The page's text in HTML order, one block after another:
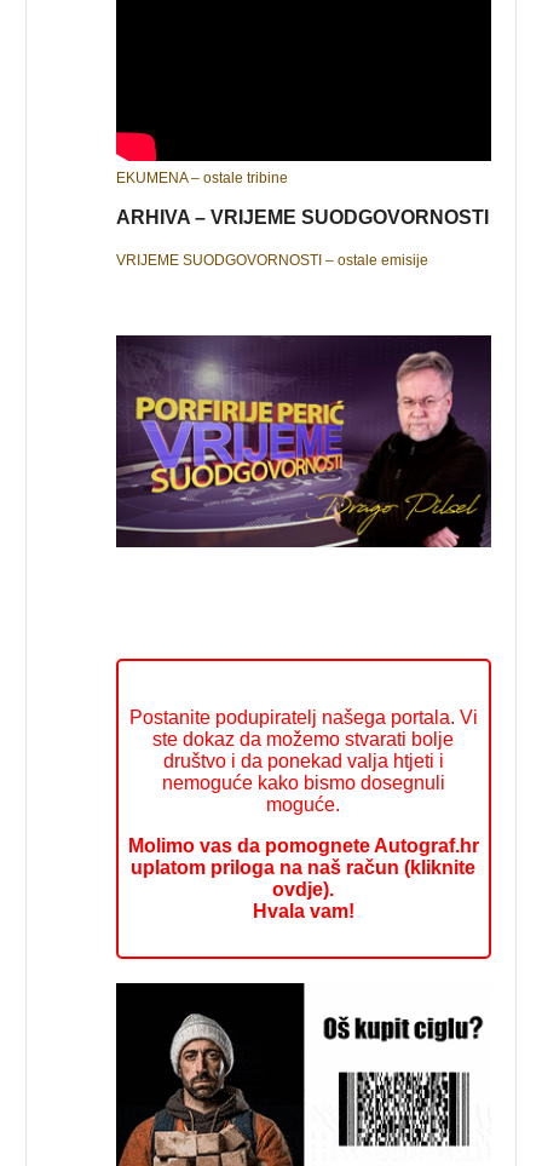
EKUMENA – ostale tribine
ARHIVA – VRIJEME SUODGOVORNOSTI
VRIJEME SUODGOVORNOSTI – ostale emisije
Postanite podupiratelj našega portala. Vi
ste dokaz da možemo stvarati bolje
društvo i da ponekad valja htjeti i
nemoguće kako bismo dosegnuli
moguće.
Molimo vas da pomognete Autograf.hr
uplatom priloga na naš račun (kliknite
ovdje).
Hvala vam!